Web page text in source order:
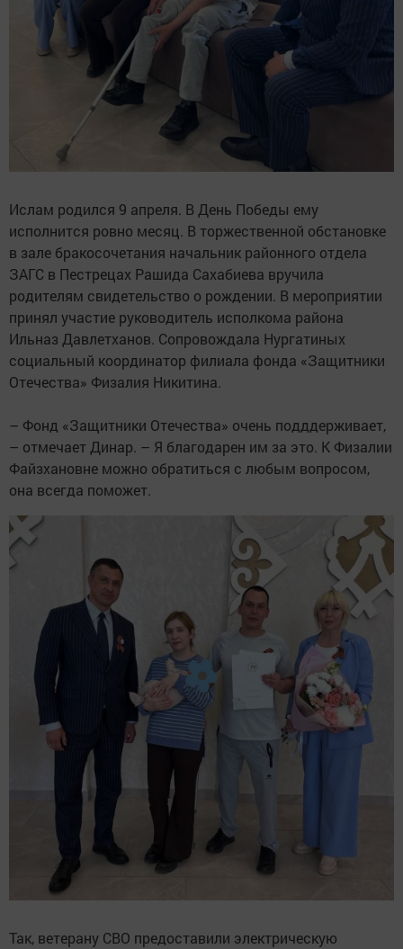
Ислам родился 9 апреля. В День Победы ему
исполнится ровно месяц. В торжественной обстановке
в зале бракосочетания начальник районного отдела
ЗАГС в Пестрецах Рашида Сахабиева вручила
родителям свидетельство о рождении. В мероприятии
принял участие руководитель исполкома района
Ильназ Давлетханов. Сопровождала Нургатиных
социальный координатор филиала фонда «Защитники
Отечества» Физалия Никитина.
– Фонд «Защитники Отечества» очень подддерживает,
– отмечает Динар. – Я благодарен им за это. К Физалии
Файзхановне можно обратиться с любым вопросом,
она всегда поможет.
Так, ветерану СВО предоставили электрическую